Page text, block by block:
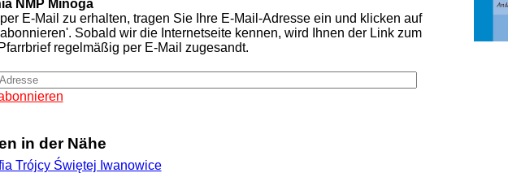
NMP Minoga
E-Mail zu erhalten, tragen Sie Ihre E-Mail-Adresse ein und klicken auf
Sobald wir die Internetseite kennen, wird Ihnen der Link zum
regelmäßig per E-Mail zugesandt.
in der Nähe
Trójcy Świętej Iwanowice